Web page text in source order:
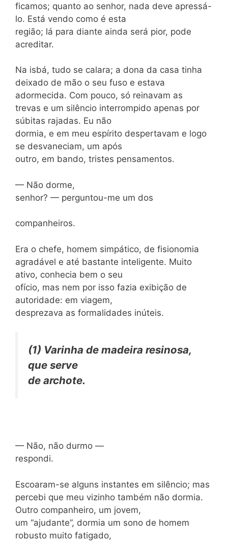
ficamos; quanto ao senhor, nada deve apressá-
lo. Está vendo como é esta
região; lá para diante ainda será pior, pode
acreditar.
Na isbá, tudo se calara; a dona da casa tinha
deixado de mão o seu fuso e estava
adormecida. Com pouco, só reinavam as
trevas e um silêncio interrompido apenas por
súbitas rajadas. Eu não
dormia, e em meu espírito despertavam e logo
se desvaneciam, um após
outro, em bando, tristes pensamentos.
— Não dorme,
senhor? — perguntou-me um dos
companheiros.
Era o chefe, homem simpático, de fisionomia
agradável e até bastante inteligente. Muito
ativo, conhecia bem o seu
ofício, mas nem por isso fazia exibição de
autoridade: em viagem,
desprezava as formalidades inúteis.
(1) Varinha de madeira resinosa,
que serve
de archote.
— Não, não durmo —
respondi.
Escoaram-se alguns instantes em silêncio; mas
percebi que meu vizinho também não dormia.
Outro companheiro, um jovem,
um “ajudante”, dormia um sono de homem
robusto muito fatigado,